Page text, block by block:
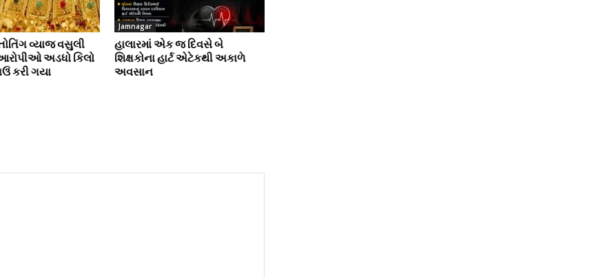
વ્યાજ વસુલી
અડધો કિલો
કરી ગયા
Jamnagar
હાલારમાં એક જ દિવસે બે
શિક્ષકોના હાર્ટ એટેકથી અકાળે
અવસાન